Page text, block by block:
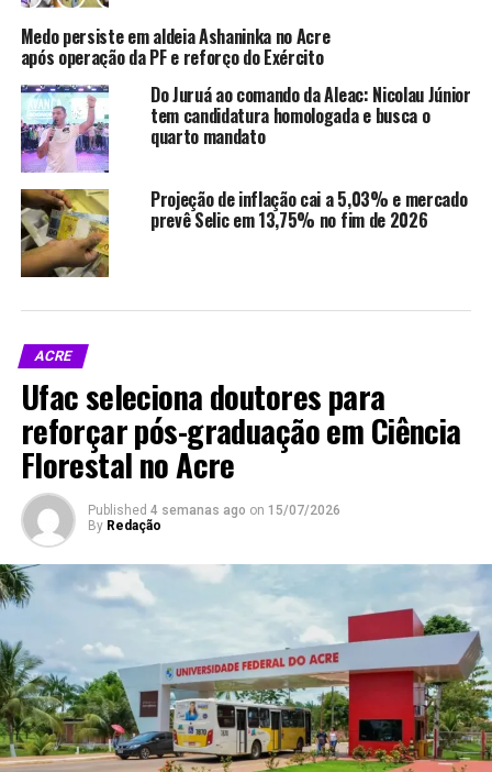
Relacionado
Fórum de Bioeconomia da
em industrialização
Em "MEIO AMBIENTE"
Comunidades indígenas do
Em "MEIO AMBIENTE"
Idaf investiga suspeita de
monilíase em Marechal
Thaumaturgo e reforça
Em "Acre"
RELATED TOPICS: DESTAQUEPOP
Medo persiste em aldeia Ashaninka no Acre
após operação da PF e reforço do Exército
Do Juruá ao comando da Aleac: Nicolau Júnior
tem candidatura homologada e busca o
quarto mandato
Projeção de inflação cai a 5,03% e mercado
prevê Selic em 13,75% no fim de 2026
ACRE
Ufac seleciona doutores para
reforçar pós-graduação em Ciência
Florestal no Acre
Published 4 semanas ago on 15/07/2026
By Redação